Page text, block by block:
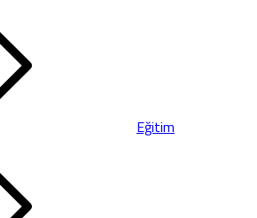
Eğitim